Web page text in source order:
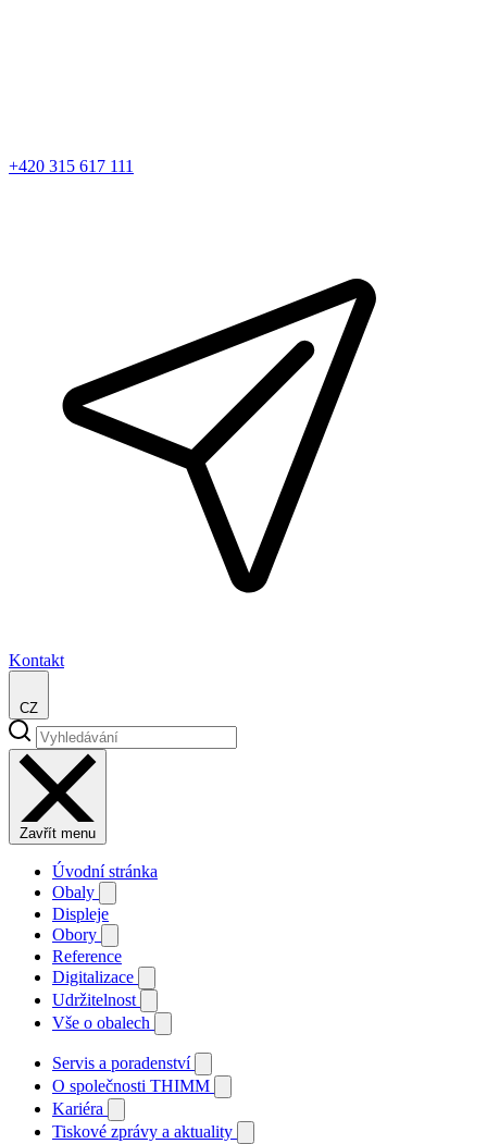
+420 315 617 111
Kontakt
CZ
Zavřít menu
Úvodní stránka
Obaly
Displeje
Obory
Reference
Digitalizace
Udržitelnost
Vše o obalech
Servis a poradenství
O společnosti THIMM
Kariéra
Tiskové zprávy a aktuality